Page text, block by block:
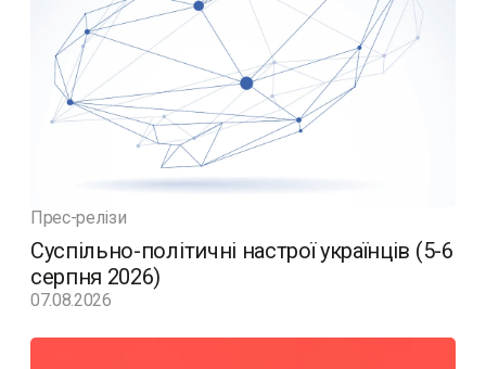
Прес-релізи
Суспільно-політичні настрої українців (5-6
серпня 2026)
07.08.2026